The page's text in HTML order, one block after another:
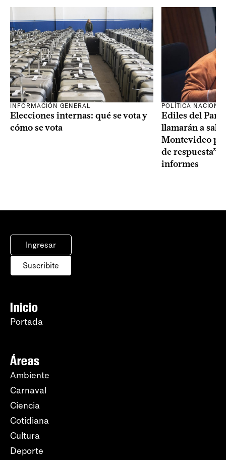
INFORMACIÓN GENERAL
Elecciones internas: qué se vota y
cómo se vota
POLÍTICA
Ediles del
llamarán a sala
Montevideo
de respuesta”
informes
Ingresar
Suscribite
Inicio
Portada
Áreas
Ambiente
Carnaval
Ciencia
Cotidiana
Cultura
Deporte